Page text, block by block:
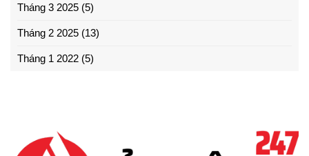
Tháng 3 2025 (5)
Tháng 2 2025 (13)
Tháng 1 2022 (5)